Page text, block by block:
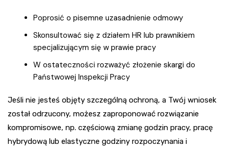
Poprosić o pisemne uzasadnienie odmowy
Skonsultować się z działem HR lub prawnikiem
specjalizującym się w prawie pracy
W ostateczności rozważyć złożenie skargi do
Państwowej Inspekcji Pracy
Jeśli nie jesteś objęty szczególną ochroną, a Twój wniosek
został odrzucony, możesz zaproponować rozwiązanie
kompromisowe, np. częściową zmianę godzin pracy, pracę
hybrydową lub elastyczne godziny rozpoczynania i